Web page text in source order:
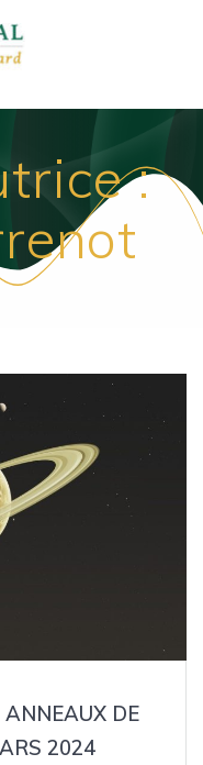
:
ANNEAUX DE
2024